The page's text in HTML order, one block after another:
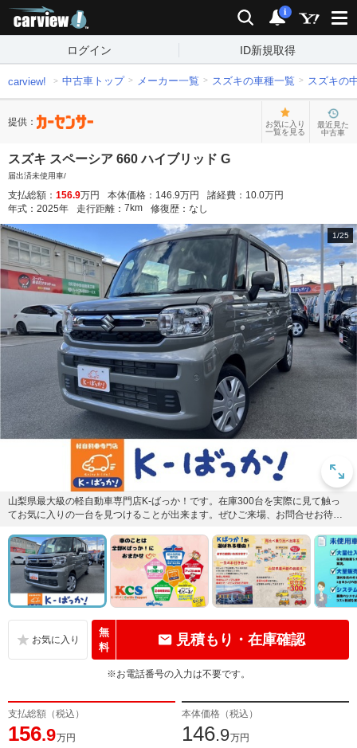
検索 通知
i
ログイン ID新規取得
carview! 中古車トップ メーカー一覧 スズキの車種一覧 スズキの
提供：
お気に入り
一覧を見る
最近見た
中古車
スズキ スペーシア 660 ハイブリッド G
届出済未使用車/
支払総額： 156.9万円 本体価格： 146.9万円 諸経費： 10.0万円
年式： 2025年 走行距離： 7 km 修復歴： なし
1/25
山梨県最大級の軽自動車専門店K-ばっか！です。在庫300台を実際に見て触っ
てお気に入りの一台を見つけることが出来ます。ぜひご来場、お問合せお待ち
無
料
見積もり・在庫確認
※お電話番号の入力は不要です。
支払総額（税込）
156.9万円
本体価格（税込）
146.9万円